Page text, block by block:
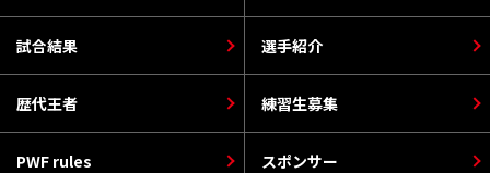
選手紹介
PWF rules
歴代王者
スポンサー
試合結果
練習生募集